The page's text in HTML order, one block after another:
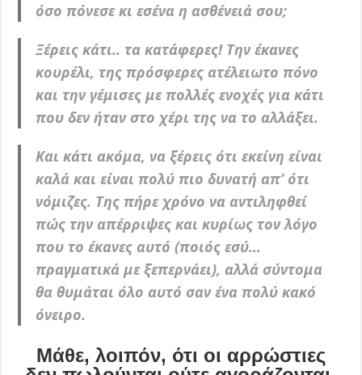
όσο πόνεσε κι εσένα η ασθένειά σου;
Ξέρεις κάτι.. τα κατάφερες! Την έκανες
κουρέλι, της πρόσφερες ατέλειωτο πόνο
και την γέμισες με πολλές ενοχές για κάτι
που δεν ήταν στο χέρι της να το αλλάξει.
Και κάτι ακόμα, να ξέρεις ότι εκείνη είναι
καλά και είναι πολύ πιο δυνατή απ’ ότι
νόμιζες. Της πήρε χρόνο να αντιληφθεί
πώς την απέρριψες και κυρίως τον λόγο
που το έκανες αυτό (ποιός εσύ…
πραγματικά με ξεπερνάει), αλλά σύντομα
θα θυμάται όλο αυτό σαν ένα πολύ κακό
όνειρο.
Μάθε, λοιπόν, ότι οι αρρώστιες